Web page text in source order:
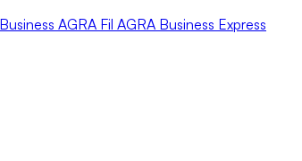
Business AGRA Fil AGRA Business Express